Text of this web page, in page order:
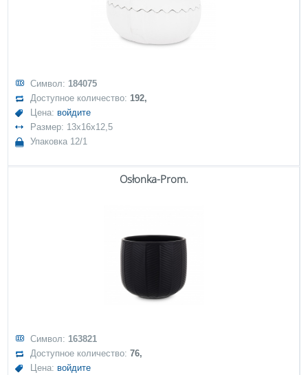
Символ: 184075
Доступное количество:192,
Цена: войдите
Размер: 13x16x12,5
Упаковка 12/1
Osłonka-Prom.
Символ: 163821
Доступное количество:76,
Цена: войдите